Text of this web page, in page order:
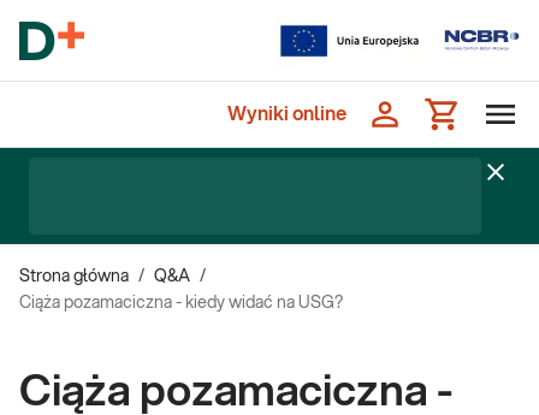
Wyniki online
Strona główna / Q&A /
Ciąża pozamaciczna - kiedy widać na USG?
Ciąża pozamaciczna -